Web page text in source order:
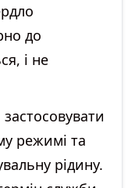
до
і не
режимі та
рідину.